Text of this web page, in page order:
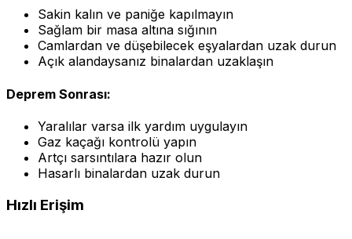
Sakin kalın ve paniğe kapılmayın
Sağlam bir masa altına sığının
Camlardan ve düşebilecek eşyalardan uzak durun
Açık alandaysanız binalardan uzaklaşın
Deprem Sonrası:
Yaralılar varsa ilk yardım uygulayın
Gaz kaçağı kontrolü yapın
Artçı sarsıntılara hazır olun
Hasarlı binalardan uzak durun
Hızlı Erişim